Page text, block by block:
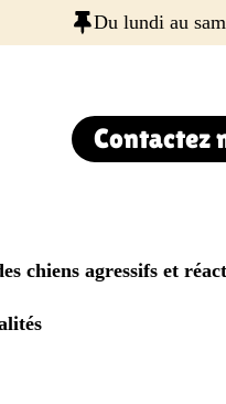
Du lundi au
Contactez
chiens agressifs et